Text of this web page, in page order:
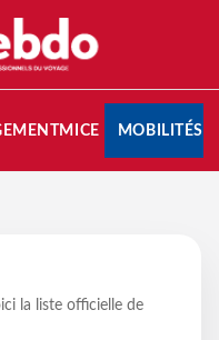
MICE MOBILITÉS
la liste officielle de